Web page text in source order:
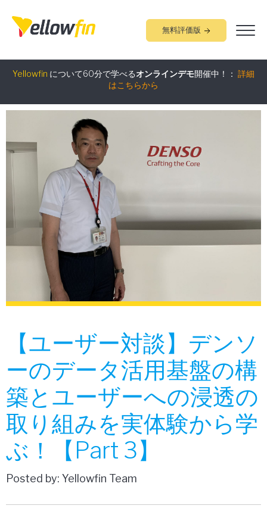
無料評価版
はこちらから
【ユーザー対談】デンソ
ーのデータ活用基盤の構
築とユーザーへの浸透の
取り組みを実体験から学
ぶ！【Part 3】
Posted by: Yellowfin Team